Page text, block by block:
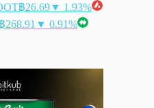
฿26.69▼ 1.93%
฿268.91 ▼ 0.91%